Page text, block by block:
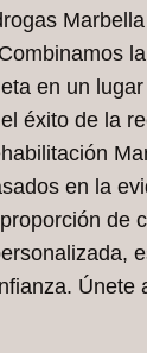
en un
éxito de la
en la
de